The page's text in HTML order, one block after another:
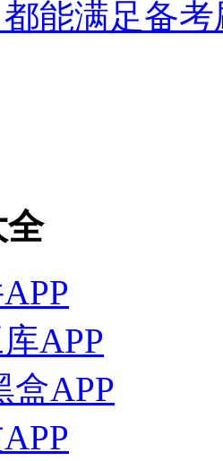
能满足备
全
APP
盒APP